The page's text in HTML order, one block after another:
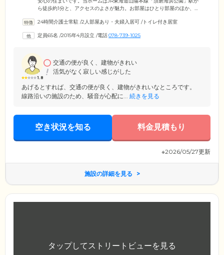
ら徒歩約1分と、アクセスのよさが魅力。お部屋はひとり部屋のほか、ご
は味だけでなく香りや見た目にもこだわり、五感で楽しめる内容です。
らのリクエストに応えたメニューをご提供することも。手づくりおやつ
けています。
24時間介護士常駐 /2人部屋あり・夫婦入居可 /トイレ付き居室
定員65名 /2015年4月設立 /電話078-739-1025
1.8
交通の便が良く、建物がきれい
活気がなく寂しい感じがした
あげるとすれば、交通の便が良く、建物がきれいなところです。
線路沿いの施設のため、騒音が心配に... 続きを見る
空き状況を知る 料金見積もり
※2026/05/27更新
施設の詳細を見る